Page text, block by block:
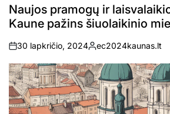
INNaujos pramogų ir
Kaune pažins šiuolaikinio
on
30 lapkričio, 2024
Posted
by
ec2024kaunas.lt